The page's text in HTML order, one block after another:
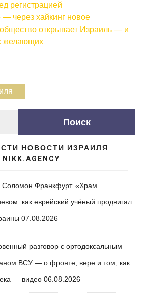
регистрацией
через хайкинг новое
открывает Израиль — и
желающих
НОВОСТИ ИЗРАИЛЯ
NIKK.AGENCY
Соломон Франкфурт. «Храм
как еврейский учёный продвигал
07.08.2026
разговор с ортодоксальным
ВСУ — о фронте, вере и том, как
— видео 06.08.2026